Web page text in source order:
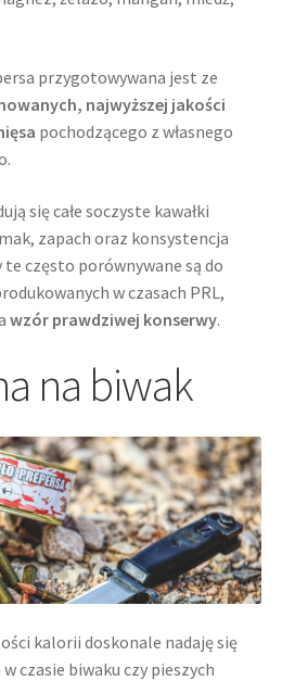
przygotowywana jest ze
najwyższej jakości
pochodzącego z własnego
się całe soczyste kawałki
zapach oraz konsystencja
często porównywane są do
w czasach PRL,
wzór prawdziwej konserwy.
na biwak
kalorii doskonale nadaję się
czasie biwaku czy pieszych